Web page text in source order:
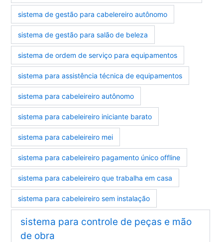
sistema de gestão para cabelereiro autônomo
sistema de gestão para salão de beleza
sistema de ordem de serviço para equipamentos
sistema para assistência técnica de equipamentos
sistema para cabeleireiro autônomo
sistema para cabeleireiro iniciante barato
sistema para cabeleireiro mei
sistema para cabeleireiro pagamento único offline
sistema para cabeleireiro que trabalha em casa
sistema para cabeleireiro sem instalação
sistema para controle de peças e mão
de obra